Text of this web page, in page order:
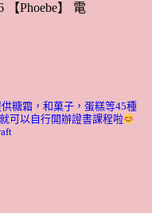
【Phoebe】 電
糖霜，和菓子，蛋糕等45種
可以自行開辦證書課程啦